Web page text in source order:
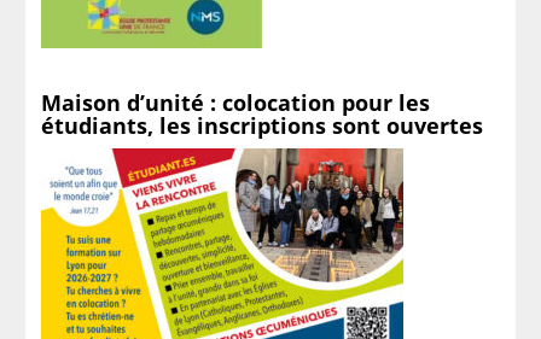
Maison d’unité : colocation pour les
étudiants, les inscriptions sont ouvertes